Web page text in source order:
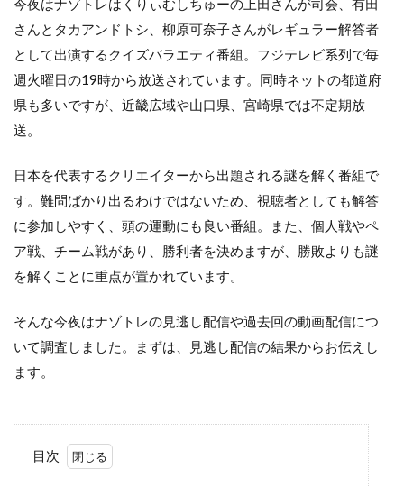
今夜はナゾトレはくりぃむしちゅーの上田さんが司会、有田
さんとタカアンドトシ、柳原可奈子さんがレギュラー解答者
として出演するクイズバラエティ番組。フジテレビ系列で毎
週火曜日の19時から放送されています。同時ネットの都道府
県も多いですが、近畿広域や山口県、宮崎県では不定期放
送。
日本を代表するクリエイターから出題される謎を解く番組で
す。難問ばかり出るわけではないため、視聴者としても解答
に参加しやすく、頭の運動にも良い番組。また、個人戦やペ
ア戦、チーム戦があり、勝利者を決めますが、勝敗よりも謎
を解くことに重点が置かれています。
そんな今夜はナゾトレの見逃し配信や過去回の動画配信につ
いて調査しました。まずは、見逃し配信の結果からお伝えし
ます。
目次